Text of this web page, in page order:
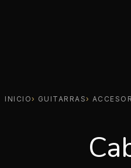
INICIO GUITARRAS